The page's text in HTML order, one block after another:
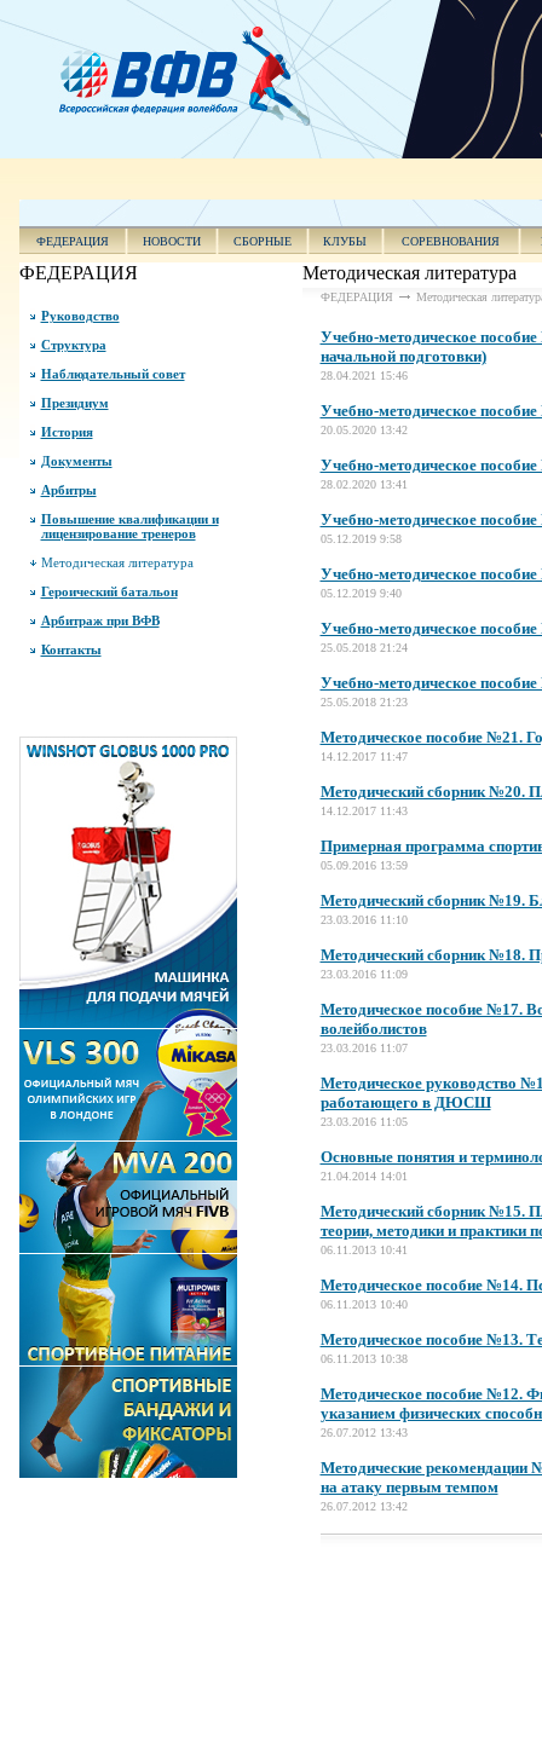
ФЕДЕРАЦИЯ НОВОСТИ СБОРНЫЕ КЛУБЫ СОРЕВНОВАНИЯ
ФЕДЕРАЦИЯ
Руководство
Структура
Наблюдательный совет
Президиум
История
Документы
Арбитры
Повышение квалификации и
лицензирование тренеров
Методическая литература
Героический батальон
Арбитраж при ВФВ
Контакты
Методическая литература
ФЕДЕРАЦИЯ Методическая
Учебно-методическое
начальной подготовки)
28.04.2021 15:46
Учебно-методическое
20.05.2020 13:42
Учебно-методическое
28.02.2020 13:41
Учебно-методическое
05.12.2019 9:58
Учебно-методическое
05.12.2019 9:40
Учебно-методическое
25.05.2018 21:24
Учебно-методическое
25.05.2018 21:23
Методическое пособие №21.
14.12.2017 11:47
Методический сборник №20.
14.12.2017 11:43
Примерная программа
05.09.2016 13:59
Методический сборник №19.
23.03.2016 11:10
Методический сборник №18.
23.03.2016 11:09
Методическое пособие №17.
волейболистов
23.03.2016 11:07
Методическое руководство
работающего в ДЮСШ
23.03.2016 11:05
Основные понятия и
21.04.2014 14:01
Методический сборник №15.
теории, методики и практики
06.11.2013 10:41
Методическое пособие №14.
06.11.2013 10:40
Методическое пособие №13.
06.11.2013 10:38
Методическое пособие №12.
указанием физических
26.07.2012 13:43
Методические рекомендации
на атаку первым темпом
26.07.2012 13:42